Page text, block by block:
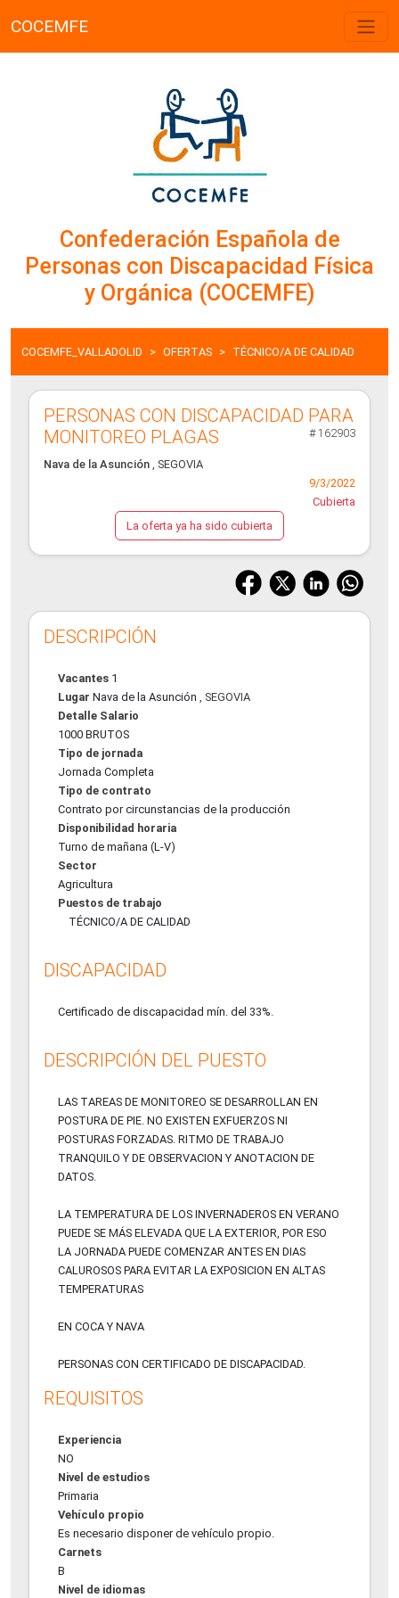
COCEMFE
Confederación Española de
Personas con Discapacidad Física
y Orgánica (COCEMFE)
COCEMFE_VALLADOLID OFERTAS TÉCNICO/A DE CALIDAD
PERSONAS CON DISCAPACIDAD PARA
MONITOREO PLAGAS
# 162903
Nava de la Asunción , SEGOVIA
9/3/2022
Cubierta
La oferta ya ha sido cubierta
DESCRIPCIÓN
Vacantes 1
Lugar Nava de la Asunción , SEGOVIA
Detalle Salario
1000 BRUTOS
Tipo de jornada
Jornada Completa
Tipo de contrato
Contrato por circunstancias de la producción
Disponibilidad horaria
Turno de mañana (L-V)
Sector
Agricultura
Puestos de trabajo
TÉCNICO/A DE CALIDAD
DISCAPACIDAD
Certificado de discapacidad mín. del 33%.
DESCRIPCIÓN DEL PUESTO
LAS TAREAS DE MONITOREO SE DESARROLLAN EN
POSTURA DE PIE. NO EXISTEN EXFUERZOS NI
POSTURAS FORZADAS. RITMO DE TRABAJO
TRANQUILO Y DE OBSERVACION Y ANOTACION DE
DATOS.
LA TEMPERATURA DE LOS INVERNADEROS EN VERANO
PUEDE SE MÁS ELEVADA QUE LA EXTERIOR, POR ESO
LA JORNADA PUEDE COMENZAR ANTES EN DIAS
CALUROSOS PARA EVITAR LA EXPOSICION EN ALTAS
TEMPERATURAS
EN COCA Y NAVA
PERSONAS CON CERTIFICADO DE DISCAPACIDAD.
REQUISITOS
Experiencia
NO
Nivel de estudios
Primaria
Vehículo propio
Es necesario disponer de vehículo propio.
Carnets
B
Nivel de idiomas